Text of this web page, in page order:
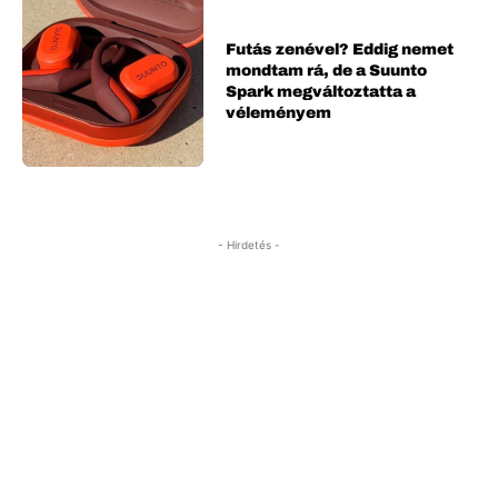
Futás zenével? Eddig nemet
mondtam rá, de a Suunto
Spark megváltoztatta a
véleményem
- Hirdetés -